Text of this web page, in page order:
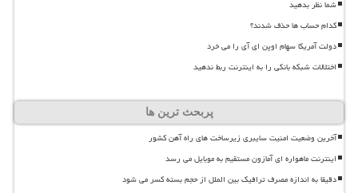
شما نظر بدهید
کدام حساب ها حذف شدند؟
دولت آمریکا سهام اوپن ای آی را می خرد
اختلالات شبکه بانکی را به اینترنت ربط ندهید
پربحث ترین ها
آخرین وضعیت امنیت سایبری زیرساخت های راه آهن کشور
اینترنت ماهواره ای آمازون مستقیم به موبایل می رسد
دقیقا به اندازه مصرف ترافیک بین الملل از حجم بسته کسر می شود